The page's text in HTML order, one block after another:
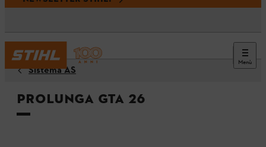
Menù
Sistema AS
Prolunga GTA 26